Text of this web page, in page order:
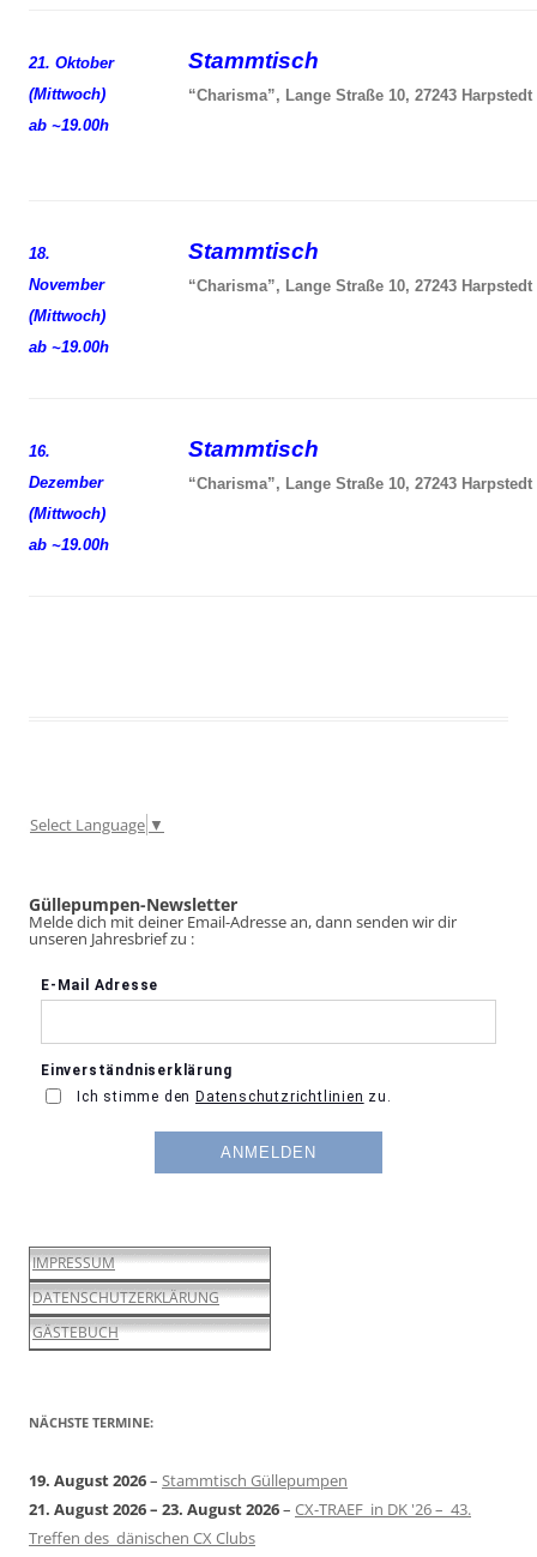
21. Oktober
(Mittwoch)
ab ~19.00h
Stammtisch
“Charisma”, Lange Straße 10, 27243 Harpstedt
18.
November
(Mittwoch)
ab ~19.00h
Stammtisch
“Charisma”, Lange Straße 10, 27243 Harpstedt
16.
Dezember
(Mittwoch)
ab ~19.00h
Stammtisch
“Charisma”, Lange Straße 10, 27243 Harpstedt
Select Language ▼
Güllepumpen-Newsletter
Melde dich mit deiner Email-Adresse an, dann senden wir dir
unseren Jahresbrief zu :
IMPRESSUM
DATENSCHUTZERKLÄRUNG
GÄSTEBUCH
NÄCHSTE TERMINE:
19. August 2026– Stammtisch Güllepumpen
21. August 2026– 23. August 2026– CX-TRAEF in DK '26 – 43.
Treffen des dänischen CX Clubs